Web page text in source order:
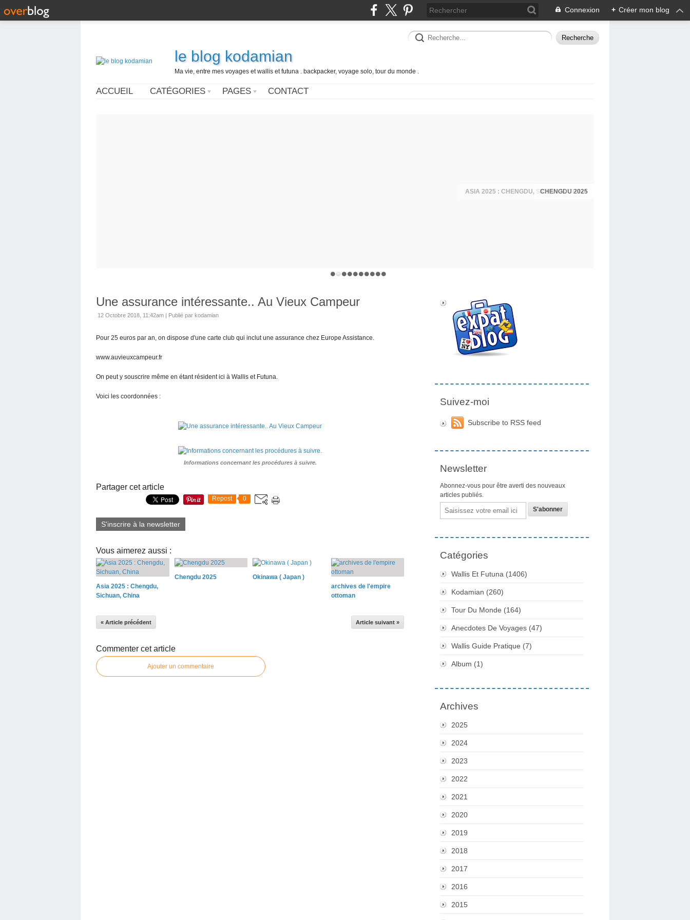
Connexion + Créer mon blog
le blog kodamian
Ma vie, entre mes voyages et wallis et futuna . backpacker, voyage solo, tour du monde .
ACCUEIL CATÉGORIES PAGES CONTACT
CHENGDU 2025
Une assurance intéressante.. Au Vieux Campeur
12 Octobre 2018, 11:42am | Publié par kodamian
Pour 25 euros par an, on dispose d'une carte club qui inclut une assurance chez Europe Assistance.
www.auvieuxcampeur.fr
On peut y souscrire même en étant résident ici à Wallis et Futuna.
Voici les coordonnées :
Informations concernant les procédures à suivre.
Partager cet article
Repost 0
S'inscrire à la newsletter
Vous aimerez aussi :
Asia 2025 : Chengdu,
Sichuan, China
Chengdu 2025
Okinawa ( Japan )
archives de l'empire
ottoman
« Article précédent Article suivant »
Commenter cet article
Ajouter un commentaire
Suivez-moi
Subscribe to RSS feed
Newsletter
Abonnez-vous pour être averti des nouveaux
articles publiés.
Email
Catégories
Wallis Et Futuna (1406)
Kodamian (260)
Tour Du Monde (164)
Anecdotes De Voyages (47)
Wallis Guide Pratique (7)
Album (1)
Archives
2025
2024
2023
2022
2021
2020
2019
2018
2017
2016
2015